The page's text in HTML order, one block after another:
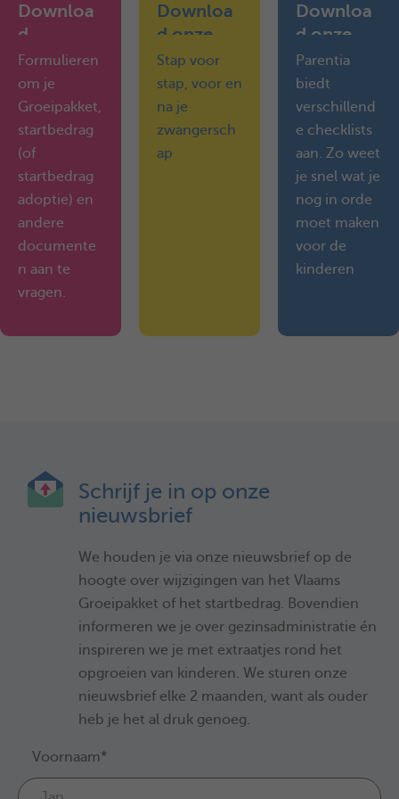
Downloa
d
formulier
en
Formulieren
om je
Groeipakket,
startbedrag
(of
startbedrag
adoptie) en
andere
documente
n aan te
vragen.
Downloa
d onze
handige
dossiers
Stap voor
stap, voor en
na je
zwangersch
ap
Downloa
d onze
checklists
Parentia
biedt
verschillend
e checklists
aan. Zo weet
je snel wat je
nog in orde
moet maken
voor de
kinderen
Schrijf je in op onze
nieuwsbrief
We houden je via onze nieuwsbrief op de
hoogte over wijzigingen van het Vlaams
Groeipakket of het startbedrag. Bovendien
informeren we je over gezinsadministratie én
inspireren we je met extraatjes rond het
opgroeien van kinderen. We sturen onze
nieuwsbrief elke 2 maanden, want als ouder
heb je het al druk genoeg.
Voornaam*